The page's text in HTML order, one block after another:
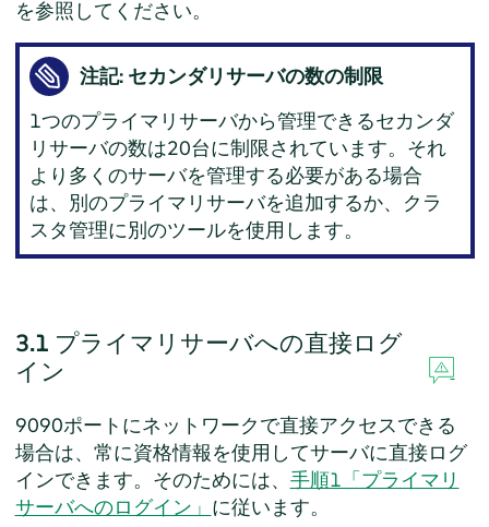
を参照してください。
注記: セカンダリサーバの数の制限
1つのプライマリサーバから管理できるセカンダ
リサーバの数は20台に制限されています。それ
より多くのサーバを管理する必要がある場合
は、別のプライマリサーバを追加するか、クラ
スタ管理に別のツールを使用します。
3.1 プライマリサーバへの直接ログ
イン
9090ポートにネットワークで直接アクセスできる
場合は、常に資格情報を使用してサーバに直接ログ
インできます。そのためには、 手順1「プライマリ
サーバへのログイン」 に従います。